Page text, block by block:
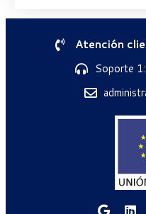
Atención
Soporte